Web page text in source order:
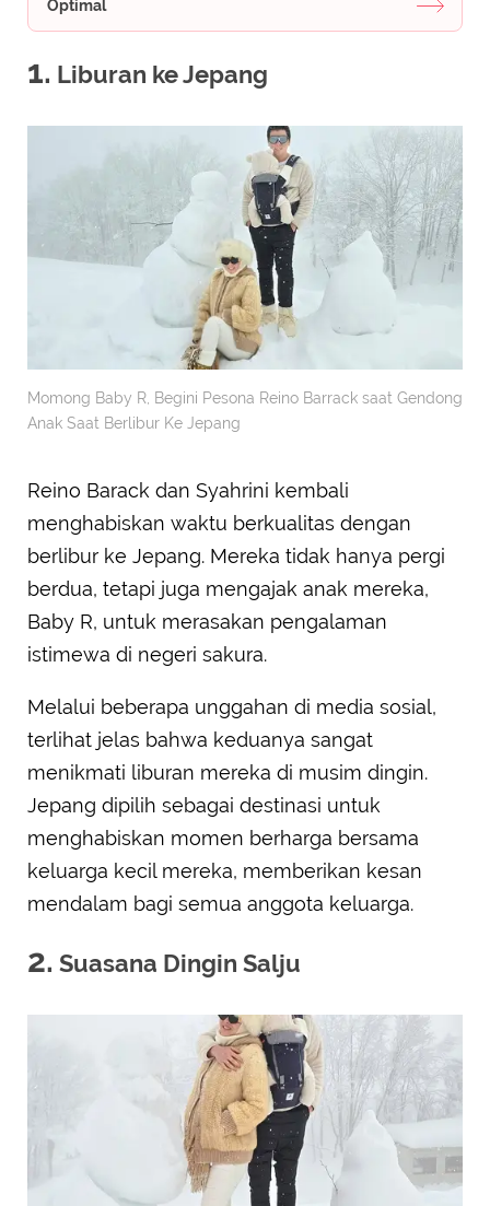
Optimal
1. Liburan ke Jepang
Momong Baby R, Begini Pesona Reino Barrack saat Gendong
Anak Saat Berlibur Ke Jepang
Reino Barack dan Syahrini kembali
menghabiskan waktu berkualitas dengan
berlibur ke Jepang. Mereka tidak hanya pergi
berdua, tetapi juga mengajak anak mereka,
Baby R, untuk merasakan pengalaman
istimewa di negeri sakura.
Melalui beberapa unggahan di media sosial,
terlihat jelas bahwa keduanya sangat
menikmati liburan mereka di musim dingin.
Jepang dipilih sebagai destinasi untuk
menghabiskan momen berharga bersama
keluarga kecil mereka, memberikan kesan
mendalam bagi semua anggota keluarga.
2. Suasana Dingin Salju